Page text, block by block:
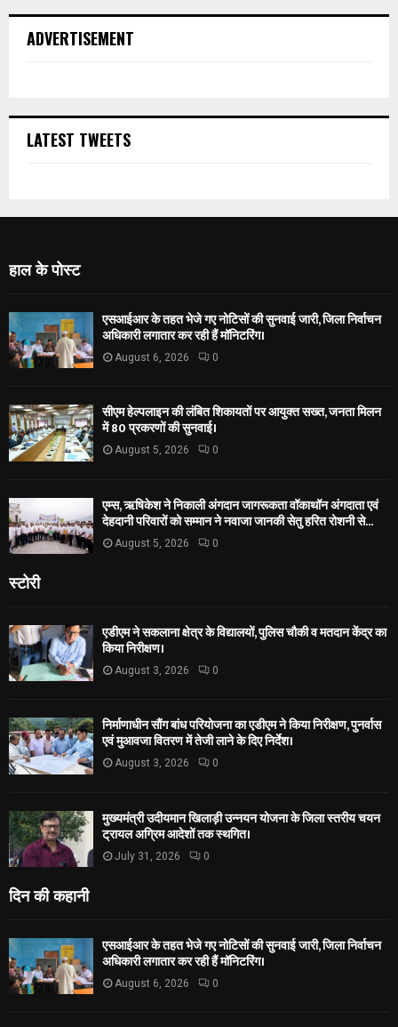
ADVERTISEMENT
LATEST TWEETS
हाल के पोस्ट
एसआईआर के तहत भेजे गए नोटिसों की सुनवाई जारी, जिला निर्वाचन
अधिकारी लगातार कर रही हैं मॉनिटरिंग।
August 6, 2026 0
सीएम हेल्पलाइन की लंबित शिकायतों पर आयुक्त सख्त, जनता मिलन
में 80 प्रकरणों की सुनवाई।
August 5, 2026 0
एम्स, ऋषिकेश ने निकाली अंगदान जागरूकता वॉकाथॉन अंगदाता एवं
देहदानी परिवारों को सम्मान ने नवाजा जानकी सेतु हरित रोशनी से...
August 5, 2026 0
स्टोरी
एडीएम ने सकलाना क्षेत्र के विद्यालयों, पुलिस चौकी व मतदान केंद्र का
किया निरीक्षण।
August 3, 2026 0
निर्माणाधीन सौंग बांध परियोजना का एडीएम ने किया निरीक्षण, पुनर्वास
एवं मुआवजा वितरण में तेजी लाने के दिए निर्देश।
August 3, 2026 0
मुख्यमंत्री उदीयमान खिलाड़ी उन्नयन योजना के जिला स्तरीय चयन
ट्रायल अग्रिम आदेशों तक स्थगित।
July 31, 2026 0
दिन की कहानी
एसआईआर के तहत भेजे गए नोटिसों की सुनवाई जारी, जिला निर्वाचन
अधिकारी लगातार कर रही हैं मॉनिटरिंग।
August 6, 2026 0